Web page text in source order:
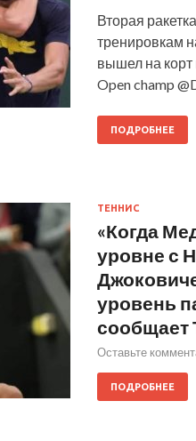
Вторая
тренировкам
вышел на корт
Open champ
ПОДРОБНЕЕ
ТЕННИС
«Когда
уровне с
уровень
сообщает
Оставьте
ПОДРОБНЕЕ